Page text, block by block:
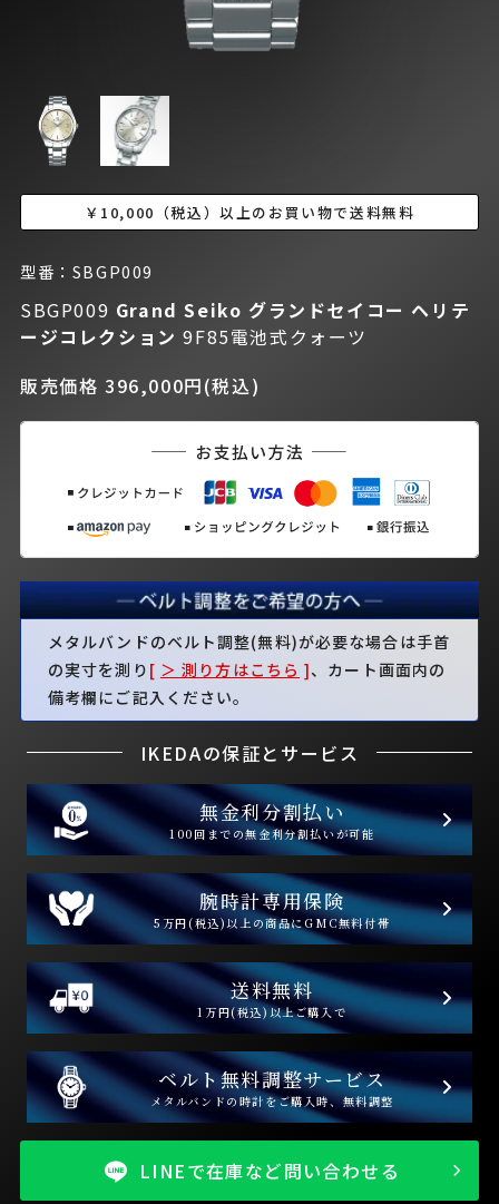
￥10,000（税込）以上のお買い物で送料無料
型番：SBGP009
SBGP009 Grand Seiko グランドセイコー ヘリテ
ージコレクション9F85電池式クォーツ
販売価格 396,000円(税込)
メタルバンドのベルト調整(無料)が必要な場合は手首
の実寸を測り [ ＞ 測り方はこちら ]、カート画面内の
備考欄にご記入ください。
IKEDAの保証とサービス
無金利分割払い
100回までの無金利分割払いが可能
腕時計専用保険
5万円(税込)以上の商品にGMC無料付帯
送料無料
1万円(税込)以上ご購入で
ベルト無料調整サービス
メタルバンドの時計をご購入時、無料調整
LINEで在庫など問い合わせる